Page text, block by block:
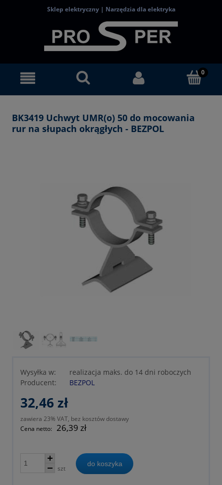
Sklep elektryczny | Narzędzia dla elektryka
BK3419 Uchwyt UMR(o) 50 do mocowania
rur na słupach okrągłych - BEZPOL
Wysyłka w:
realizacja maks. do 14 dni roboczych
Producent:
BEZPOL
32,46 zł
zawiera 23% VAT, bez kosztów dostawy
Cena netto:
26,39 zł
szt
do koszyka